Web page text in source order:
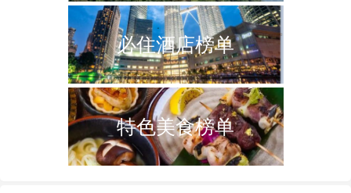
必住酒店榜单
特色美食榜单